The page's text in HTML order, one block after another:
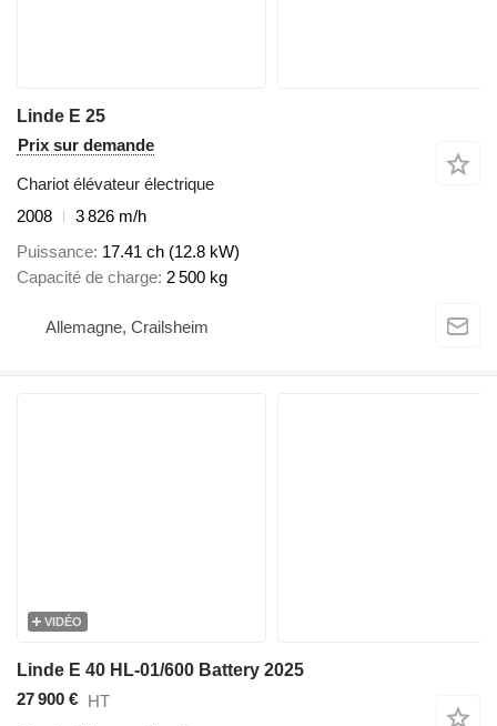
Linde E 25
Prix sur demande
Chariot élévateur électrique
2008
3 826 m/h
Puissance 17.41 ch (12.8 kW)
Capacité de charge 2 500 kg
Allemagne, Crailsheim
VIDÉO
Linde E 40 HL-01/600 Battery 2025
27 900 € HT